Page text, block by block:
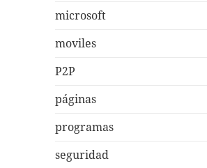
microsoft
moviles
P2P
páginas
programas
seguridad